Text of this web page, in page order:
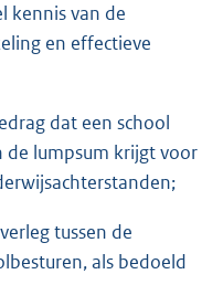
kennis van de
en effectieve
dat een school
de lumpsum krijgt voor
tussen de
als bedoeld